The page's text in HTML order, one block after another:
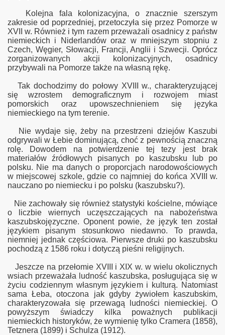
Kolejna fala kolonizacyjna, o znacznie szerszym
zakresie od poprzedniej, przetoczyła się przez Pomorze w
XVII w. Również i tym razem przeważali osadnicy z państw
niemieckich i Niderlandów oraz w mniejszym stopniu z
Czech, Węgier, Słowacji, Francji, Anglii i Szwecji. Oprócz
zorganizowanych akcji kolonizacyjnych, osadnicy
przybywali na Pomorze także na własną rękę.
Tak dochodzimy do połowy XVIII w., charakteryzującej
się wzrostem demograficznym i rozwojem miast
pomorskich oraz upowszechnieniem się języka
niemieckiego na tym terenie.
Nie wydaje się, żeby na przestrzeni dziejów Kaszubi
odgrywali w Łebie dominującą, choć z pewnością znaczną
rolę. Dowodem na potwierdzenie tej tezy jest brak
materiałów źródłowych pisanych po kaszubsku lub po
polsku. Nie ma danych o proporcjach narodowościowych
w miejscowej szkole, gdzie co najmniej do końca XVIII w.
nauczano po niemiecku i po polsku (kaszubsku?).
Nie zachowały się również statystyki kościelne, mówiące
o liczbie wiernych uczęszczających na nabożeństwa
kaszubskojęzyczne. Oponent powie, że język ten został
językiem pisanym stosunkowo niedawno. To prawda,
niemniej jednak częściowa. Pierwsze druki po kaszubsku
pochodzą z 1586 roku i dotyczą pieśni religijnych.
Jeszcze na przełomie XVIII i XIX w. w wielu okolicznych
wsiach przeważała ludność kaszubska, posługująca się w
życiu codziennym własnym językiem i kulturą. Natomiast
sama Łeba, otoczona jak gdyby żywiołem kaszubskim,
charakteryzowała się przewagą ludności niemieckiej. O
powyższym świadczy kilka poważnych publikacji
niemieckich historyków, że wymienię tylko Cramera (1858),
Tetznera (1899) i Schulza (1912).